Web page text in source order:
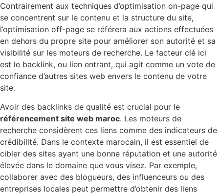
Contrairement aux techniques d’optimisation on-page qui
se concentrent sur le contenu et la structure du site,
l’optimisation off-page se référera aux actions effectuées
en dehors du propre site pour améliorer son autorité et sa
visibilité sur les moteurs de recherche. Le facteur clé ici
est le backlink, ou lien entrant, qui agit comme un vote de
confiance d’autres sites web envers le contenu de votre
site.
Avoir des backlinks de qualité est crucial pour le
référencement site web maroc. Les moteurs de
recherche considèrent ces liens comme des indicateurs de
crédibilité. Dans le contexte marocain, il est essentiel de
cibler des sites ayant une bonne réputation et une autorité
élevée dans le domaine que vous visez. Par exemple,
collaborer avec des blogueurs, des influenceurs ou des
entreprises locales peut permettre d’obtenir des liens